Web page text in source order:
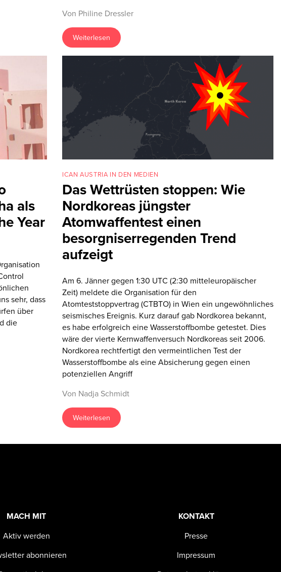
Von Philine Dressler
Weiterlesen
als
Year
sehr, dass
über
die
ICAN AUSTRIA IN DEN MEDIEN
Das Wettrüsten stoppen: Wie
Nordkoreas jüngster
Atomwaffentest einen
besorgniserregenden Trend
aufzeigt
Am 6. Jänner gegen 1:30 UTC (2:30 mitteleuropäischer
Zeit) meldete die Organisation für den
Atomteststoppvertrag (CTBTO) in Wien ein ungewöhnliches
seismisches Ereignis. Kurz darauf gab Nordkorea bekannt,
es habe erfolgreich eine Wasserstoffbombe getestet. Dies
wäre der vierte Kernwaffenversuch Nordkoreas seit 2006.
Nordkorea rechtfertigt den vermeintlichen Test der
Wasserstoffbombe als eine Absicherung gegen einen
potenziellen Angriff
Von Nadja Schmidt
Weiterlesen
MACH MIT
Aktiv werden
abonnieren
KONTAKT
Presse
Impressum